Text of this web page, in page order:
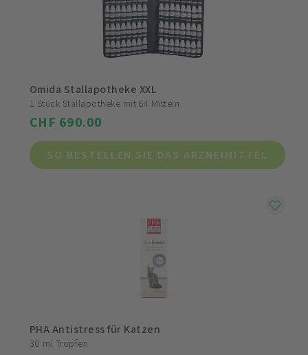
Omida Stallapotheke XXL
1 Stück Stallapotheke mit 64 Mitteln
CHF 690.00
SO BESTELLEN SIE DAS ARZNEIMITTEL
PHA Antistress für Katzen
30 ml Tropfen